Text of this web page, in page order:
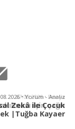
• Yorum - Analiz
Zekâ ile Çocuk
|Tuğba Kayaer